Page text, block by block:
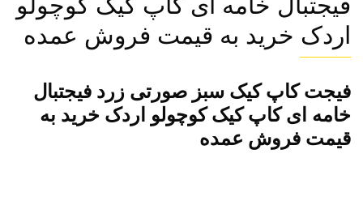
فیجت کاپ کیک سبز صورتی زرد فیجتبال
خامه ای کاپ کیک کوچولو اردک خرید به
قیمت فروش عمده